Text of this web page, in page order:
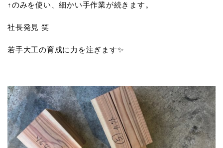
↑のみを使い、細かい手作業が続きます。
社長発見 笑
若手大工の育成に力を注ぎます✨